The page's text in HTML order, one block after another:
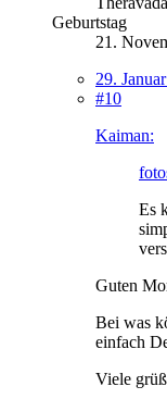
Geburtstag
21.
29.
#10
Kaiman:
Es
Guten
Bei was
einfach
Viele